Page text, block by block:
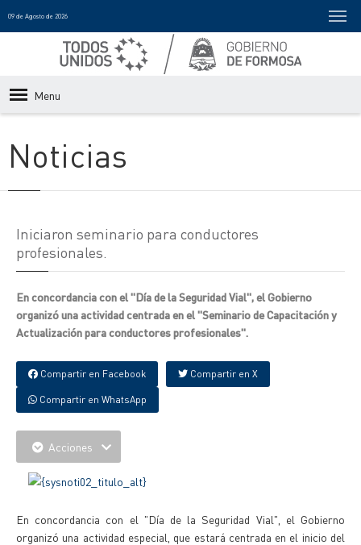
09 de Agosto de 2026
Menu
Noticias
Iniciaron seminario para conductores
profesionales.
En concordancia con el "Día de la Seguridad Vial", el Gobierno
organizó una actividad centrada en el "Seminario de Capacitación y
Actualización para conductores profesionales".
Compartir en Facebook Compartir en X
Compartir en WhatsApp
Acciones
En concordancia con el "Día de la Seguridad Vial", el Gobierno
organizó una actividad especial, que estará centrada en el inicio del